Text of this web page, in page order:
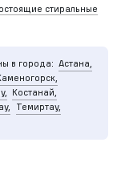
стиральные
в города: Астана,
Костанай,
Темиртау,